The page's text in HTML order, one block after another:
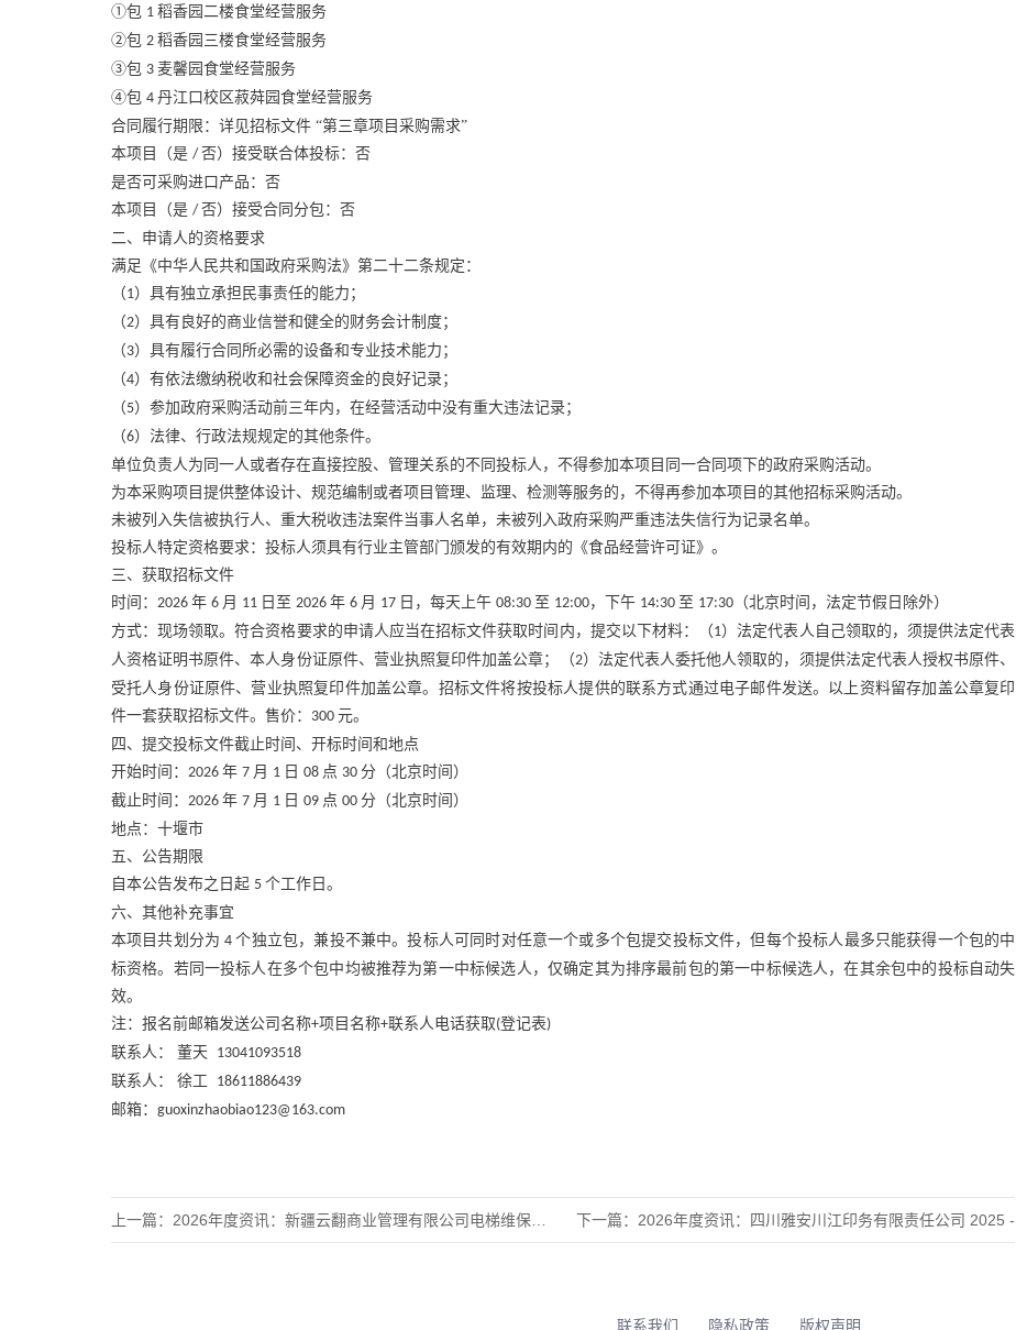
①包 1 稻香园二楼食堂经营服务
②包 2 稻香园三楼食堂经营服务
③包 3 麦馨园食堂经营服务
④包 4 丹江口校区菽荈园食堂经营服务
合同履行期限：详见招标文件 “第三章项目采购需求”
本项目（是 /否）接受联合体投标：否
是否可采购进口产品：否
本项目（是 /否）接受合同分包：否
二、申请人的资格要求
满足《中华人民共和国政府采购法》第二十二条规定：
（1）具有独立承担民事责任的能力；
（2）具有良好的商业信誉和健全的财务会计制度；
（3）具有履行合同所必需的设备和专业技术能力；
（4）有依法缴纳税收和社会保障资金的良好记录；
（5）参加政府采购活动前三年内，在经营活动中没有重大违法记录；
（6）法律、行政法规规定的其他条件。
单位负责人为同一人或者存在直接控股、管理关系的不同投标人，不得参加本项目同一合同项下的政府采购活动。
为本采购项目提供整体设计、规范编制或者项目管理、监理、检测等服务的，不得再参加本项目的其他招标采购活动。
未被列入失信被执行人、重大税收违法案件当事人名单，未被列入政府采购严重违法失信行为记录名单。
投标人特定资格要求：投标人须具有行业主管部门颁发的有效期内的《食品经营许可证》。
三、获取招标文件
时间： 2026 年 6 月 11 日至 2026 年 6 月 17 日，每天上午 08:30 至 12:00，下午 14:30 至 17:30（北京时间，法定节假日除外）
方式：现场领取。符合资格要求的申请人应当在招标文件获取时间内，提交以下材料：（1）法定代表人自己领取的，须提供法定代表
人资格证明书原件、本人身份证原件、营业执照复印件加盖公章；（2）法定代表人委托他人领取的，须提供法定代表人授权书原件、
受托人身份证原件、营业执照复印件加盖公章。招标文件将按投标人提供的联系方式通过电子邮件发送。以上资料留存加盖公章复印
件一套获取招标文件。售价： 300 元。
四、提交投标文件截止时间、开标时间和地点
开始时间： 2026 年 7 月 1 日 08 点 30 分（北京时间）
截止时间： 2026 年 7 月 1 日 09 点 00 分（北京时间）
地点：十堰市
五、公告期限
自本公告发布之日起 5 个工作日。
六、其他补充事宜
本项目共划分为 4个独立包，兼投不兼中。投标人可同时对任意一个或多个包提交投标文件，但每个投标人最多只能获得一个包的中
标资格。若同一投标人在多个包中均被推荐为第一中标候选人，仅确定其为排序最前包的第一中标候选人，在其余包中的投标自动失
效。
注：报名前邮箱发送公司名称+项目名称+联系人电话获取(登记表)
联系人：
董天
13041093518
联系人：
徐工
18611886439
邮箱： guoxinzhaobiao123@163.com
上一篇： 2026年度资讯：新疆云翻商业管理有限公司电梯维保入围项目招 下一篇： 2026年度资讯：四川雅安川江印务有限责任公司 2025 -
联系我们 隐私政策 版权声明